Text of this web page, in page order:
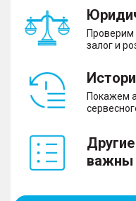
Проверим
залог и
Покажем
важны